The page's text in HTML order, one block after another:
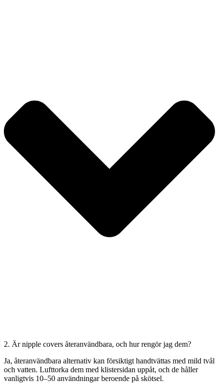
2. Är nipple covers återanvändbara, och hur rengör jag dem?
Ja, återanvändbara alternativ kan försiktigt handtvättas med mild tvål
och vatten. Lufttorka dem med klistersidan uppåt, och de håller
vanligtvis 10–50 användningar beroende på skötsel.